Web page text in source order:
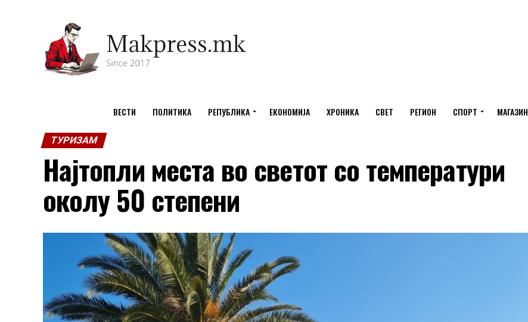
ВЕСТИ ПОЛИТИКА РЕПУБЛИКА ЕКОНОМИЈА ХРОНИКА СВЕТ РЕГИОН СПОРТ МАГАЗИН
ТУРИЗАМ
Најтопли места во светот со температури
околу 50 степени